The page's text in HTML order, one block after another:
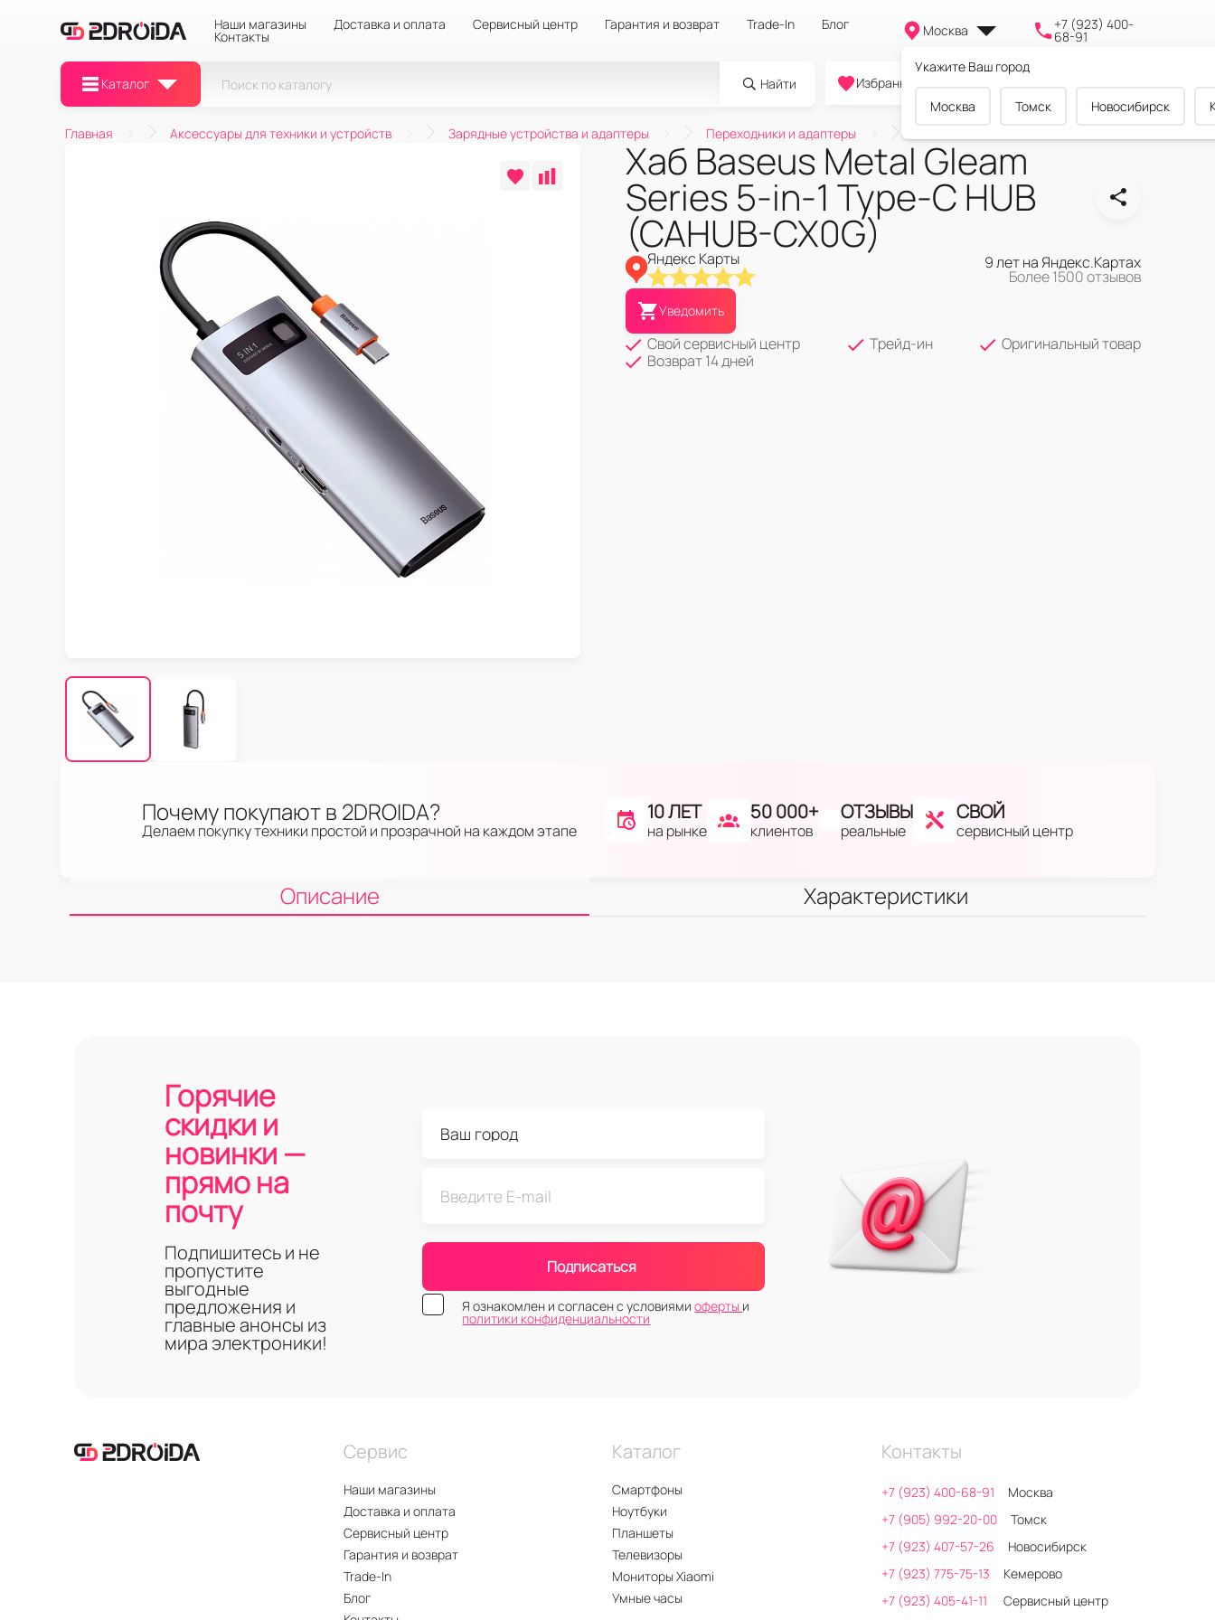
Наши магазины Доставка и оплата Сервисный центр Гарантия и возврат Trade-In Блог
Контакты Москва
Укажите Ваш город
Москва Томск Новосибирск
+7 (923) 400-
68-91
Каталог Найти
0
Избранное Cравнение Корзина
Главная Аксессуары для техники и устройств Зарядные устройства и адаптеры Переходники и адаптеры
Хаб Baseus Metal Gleam
Series 5-in-1 Type-C HUB
(CAHUB-CX0G)
Яндекс Карты 9 лет на Яндекс.Картах
Более 1500 отзывов
Уведомить
Свой сервисный центр Трейд-ин
Оригинальный товар
Возврат 14 дней
Почему покупают в 2DROIDA?
Делаем покупку техники простой и прозрачной на каждом этапе
10 ЛЕТ
на рынке
50 000+
клиентов
ОТЗЫВЫ
реальные
СВОЙ
сервисный центр
Описание Характеристики
Горячие
скидки и
новинки —
прямо на
почту
Подпишитесь и не
пропустите
выгодные
предложения и
главные анонсы из
мира электроники!
Подписаться
Я ознакомлен и согласен с условиямиоферты и
политики конфиденциальности
Сервис
Наши магазины
Доставка и оплата
Сервисный центр
Гарантия и возврат
Trade-In
Блог
Каталог
Смартфоны
Ноутбуки
Планшеты
Телевизоры
Мониторы Xiaomi
Умные часы
Контакты
+7 (923) 400-68-91
Москва
+7 (905) 992-20-00
Томск
+7 (923) 407-57-26
Новосибирск
+7 (923) 775-75-13
Кемерово
+7 (923) 405-41-11
Сервисный центр